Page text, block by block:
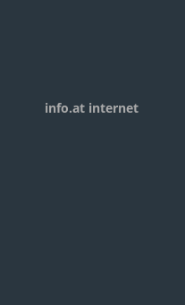
info.at internet